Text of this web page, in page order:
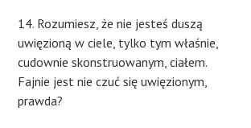
14. Rozumiesz, że nie jesteś duszą
uwięzioną w ciele, tylko tym właśnie,
cudownie skonstruowanym, ciałem.
Fajnie jest nie czuć się uwięzionym,
prawda?